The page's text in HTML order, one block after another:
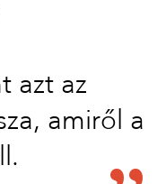
azt az
amiről a